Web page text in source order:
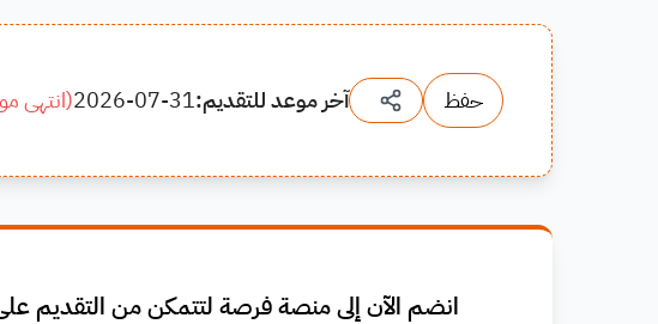
حفظ آخر موعد للتقديم:2026-07-31
(انتهى
انضم الآن إلى منصة فرصة لتتمكن من التقديم